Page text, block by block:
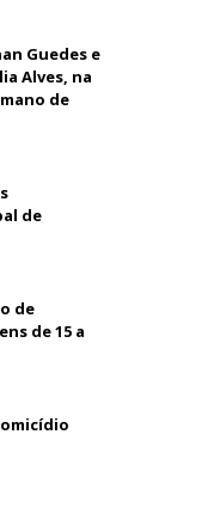
Guedes e
Alves, na
de
de
de
de 15 a